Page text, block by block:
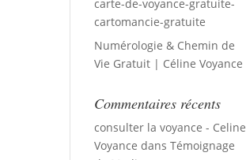
carte-de-voyance-gratuite-
cartomancie-gratuite
Numérologie & Chemin de
Vie Gratuit | Céline Voyance
Commentaires récents
consulter la voyance - Celine
Voyance dansTémoignage